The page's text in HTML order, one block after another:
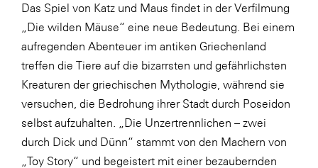
Das Spiel von Katz und Maus findet in der Verfilmung
„Die wilden Mäuse“ eine neue Bedeutung. Bei einem
aufregenden Abenteuer im antiken Griechenland
treffen die Tiere auf die bizarrsten und gefährlichsten
Kreaturen der griechischen Mythologie, während sie
versuchen, die Bedrohung ihrer Stadt durch Poseidon
selbst aufzuhalten. „Die Unzertrennlichen – zwei
durch Dick und Dünn“ stammt von den Machern von
„Toy Story“ und begeistert mit einer bezaubernden